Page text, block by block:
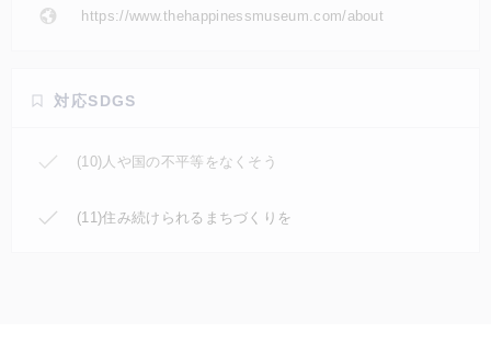
https://www.thehappinessmuseum.com/about
対応SDGS
(10)人や国の不平等をなくそう
(11)住み続けられるまちづくりを